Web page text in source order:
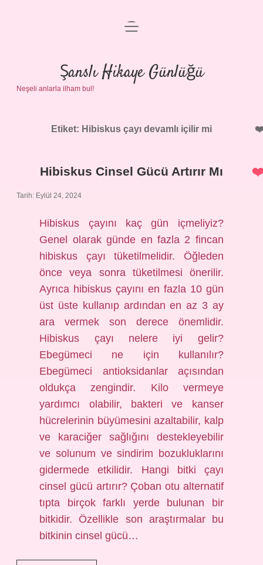
Anasayfa
Gizlilik Politikası
menüyü
Şanslı Hikaye Günlüğü
Neşeli anlarla ilham bul!
Etiket: Hibiskus çayı devamlı içilir mi
Hibiskus Cinsel Gücü Artırır Mı
Tarih: Eylül 24, 2024
Hibiskus çayını kaç gün içmeliyiz?
Genel olarak günde en fazla 2 fincan
hibiskus çayı tüketilmelidir. Öğleden
önce veya sonra tüketilmesi önerilir.
Ayrıca hibiskus çayını en fazla 10 gün
üst üste kullanıp ardından en az 3 ay
ara vermek son derece önemlidir.
Hibiskus çayı nelere iyi gelir?
Ebegümeci ne için kullanılır?
Ebegümeci antioksidanlar açısından
oldukça zengindir. Kilo vermeye
yardımcı olabilir, bakteri ve kanser
hücrelerinin büyümesini azaltabilir, kalp
ve karaciğer sağlığını destekleyebilir
ve solunum ve sindirim bozukluklarını
gidermede etkilidir. Hangi bitki çayı
cinsel gücü artırır? Çoban otu alternatif
tıpta birçok farklı yerde bulunan bir
bitkidir. Özellikle son araştırmalar bu
bitkinin cinsel gücü…